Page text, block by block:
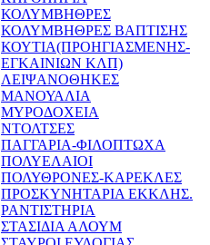
ΚΟΛΥΜΒΗΘΡΕΣ
ΚΟΛΥΜΒΗΘΡΕΣ ΒΑΠΤΙΣΗΣ
ΚΟΥΤΙΑ(ΠΡΟΗΓΙΑΣΜΕΝΗΣ-
ΕΓΚΑΙΝΙΩΝ ΚΛΠ)
ΛΕΙΨΑΝΟΘΗΚΕΣ
ΜΑΝΟΥΑΛΙΑ
ΜΥΡΟΔΟΧΕΙΑ
ΝΤΟΛΤΣΕΣ
ΠΑΓΓΑΡΙΑ-ΦΙΛΟΠΤΩΧΑ
ΠΟΛΥΕΛΑΙΟΙ
ΠΟΛΥΘΡΟΝΕΣ-ΚΑΡΕΚΛΕΣ
ΠΡΟΣΚΥΝΗΤΑΡΙΑ ΕΚΚΛΗΣ.
ΡΑΝΤΙΣΤΗΡΙΑ
ΣΤΑΣΙΔΙΑ ΑΛΟΥΜ